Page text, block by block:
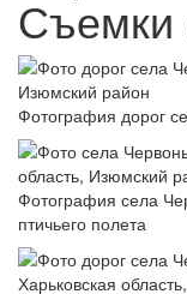
Съемки
Фотография дорог
Фотография села
птичьего полета